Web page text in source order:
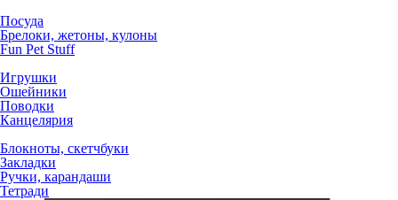
Посуда
Брелоки, жетоны, кулоны
Fun Pet Stuff
Игрушки
Ошейники
Поводки
Канцелярия
Блокноты, скетчбуки
Закладки
Ручки, карандаши
Тетради